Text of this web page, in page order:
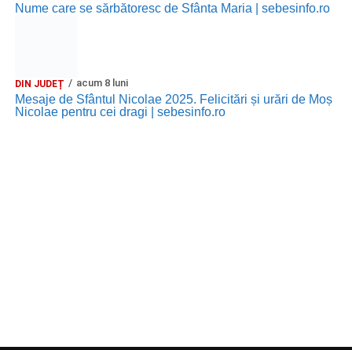
Nume care se sărbătoresc de Sfânta Maria | sebesinfo.ro
DIN JUDEȚ acum 8 luni
Mesaje de Sfântul Nicolae 2025. Felicitări și urări de Moș
Nicolae pentru cei dragi | sebesinfo.ro